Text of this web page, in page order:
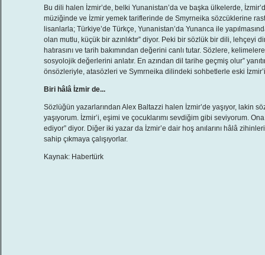
Bu dili halen İzmir’de, belki Yunanistan’da ve başka ülkelerde,
müziğinde ve İzmir yemek tariflerinde de Smyrneika sözcüklerine
lisanlarla; Türkiye’de Türkçe, Yunanistan’da Yunanca ile
olan mutlu, küçük bir azınlıktır” diyor. Peki bir sözlük bir dili,
hatırasını ve tarih bakımından değerini canlı tutar. Sözlere,
sosyolojik değerlerini anlatır. En azından dil tarihe geçmiş olur”
önsözleriyle, atasözleri ve Symrneika dilindeki sohbetlerle eski
Biri hâlâ İzmir de...
Sözlüğün yazarlarından Alex Baltazzi halen İzmir’de yaşıyor, lakin
yaşıyorum. İzmir’i, eşimi ve çocuklarımı sevdiğim gibi seviyorum.
ediyor” diyor. Diğer iki yazar da İzmir’e dair hoş anılarını hâlâ
sahip çıkmaya çalışıyorlar.
Kaynak: Habertürk